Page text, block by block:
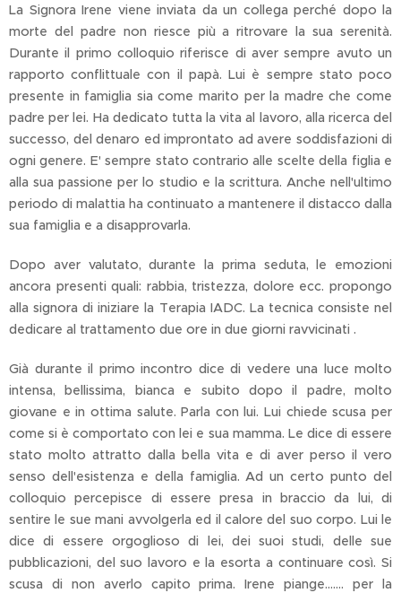
La Signora Irene viene inviata da un collega perché dopo la
morte del padre non riesce più a ritrovare la sua serenità.
Durante il primo colloquio riferisce di aver sempre avuto un
rapporto conflittuale con il papà. Lui è sempre stato poco
presente in famiglia sia come marito per la madre che come
padre per lei. Ha dedicato tutta la vita al lavoro, alla ricerca del
successo, del denaro ed improntato ad avere soddisfazioni di
ogni genere. E' sempre stato contrario alle scelte della figlia e
alla sua passione per lo studio e la scrittura. Anche nell'ultimo
periodo di malattia ha continuato a mantenere il distacco dalla
sua famiglia e a disapprovarla.
Dopo aver valutato, durante la prima seduta, le emozioni
ancora presenti quali: rabbia, tristezza, dolore ecc. propongo
alla signora di iniziare la Terapia IADC. La tecnica consiste nel
dedicare al trattamento due ore in due giorni ravvicinati .
Già durante il primo incontro dice di vedere una luce molto
intensa, bellissima, bianca e subito dopo il padre, molto
giovane e in ottima salute. Parla con lui. Lui chiede scusa per
come si è comportato con lei e sua mamma. Le dice di essere
stato molto attratto dalla bella vita e di aver perso il vero
senso dell'esistenza e della famiglia. Ad un certo punto del
colloquio percepisce di essere presa in braccio da lui, di
sentire le sue mani avvolgerla ed il calore del suo corpo. Lui le
dice di essere orgoglioso di lei, dei suoi studi, delle sue
pubblicazioni, del suo lavoro e la esorta a continuare così. Si
scusa di non averlo capito prima. Irene piange……. per la